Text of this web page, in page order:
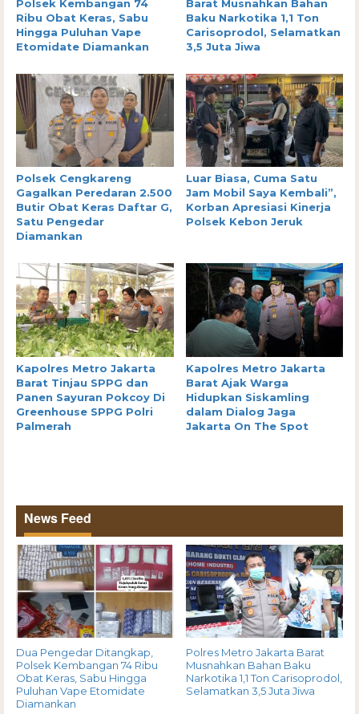
Polsek Kembangan 74
Ribu Obat Keras, Sabu
Hingga Puluhan Vape
Etomidate Diamankan
Barat Musnahkan Bahan
Baku Narkotika 1,1 Ton
Carisoprodol, Selamatkan
3,5 Juta Jiwa
Polsek Cengkareng
Gagalkan Peredaran 2.500
Butir Obat Keras Daftar G,
Satu Pengedar
Diamankan
Luar Biasa, Cuma Satu
Jam Mobil Saya Kembali”,
Korban Apresiasi Kinerja
Polsek Kebon Jeruk
Kapolres Metro Jakarta
Barat Tinjau SPPG dan
Panen Sayuran Pokcoy Di
Greenhouse SPPG Polri
Palmerah
Kapolres Metro Jakarta
Barat Ajak Warga
Hidupkan Siskamling
dalam Dialog Jaga
Jakarta On The Spot
News Feed
Dua Pengedar Ditangkap,
Polsek Kembangan 74 Ribu
Obat Keras, Sabu Hingga
Puluhan Vape Etomidate
Diamankan
Polres Metro Jakarta Barat
Musnahkan Bahan Baku
Narkotika 1,1 Ton Carisoprodol,
Selamatkan 3,5 Juta Jiwa